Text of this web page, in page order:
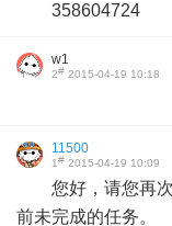
358604724
w1
2# 2015-04-19 10:18
11500
1# 2015-04-19 10:09
您好，请您再
前未完成的任务。